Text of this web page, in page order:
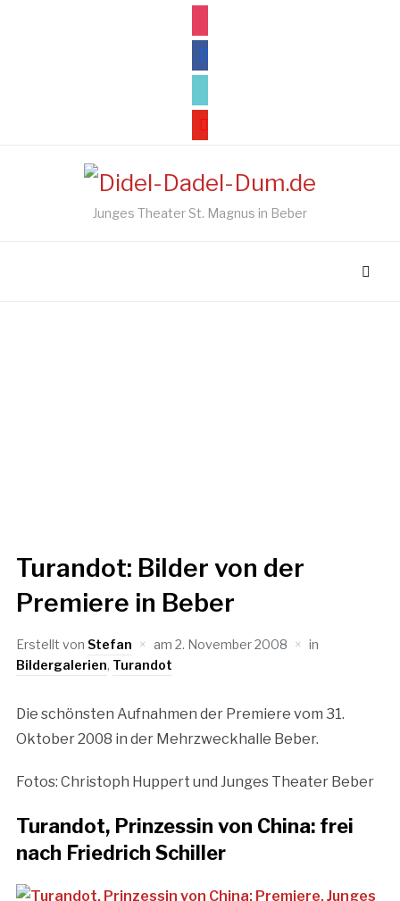
facebook
youtube
Junges Theater St. Magnus in Beber
Turandot: Bilder von der
Premiere in Beber
Erstellt von Stefan am 2. November 2008
in
Bildergalerien, Turandot
Die schönsten Aufnahmen der Premiere vom 31.
Oktober 2008 in der Mehrzweckhalle Beber.
Fotos: Christoph Huppert und Junges Theater Beber
Turandot, Prinzessin von China: frei
nach Friedrich Schiller